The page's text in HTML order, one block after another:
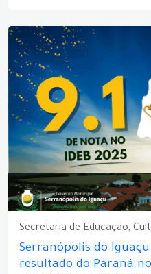
Secretaria de Educação,
Serranópolis do
resultado do Paraná